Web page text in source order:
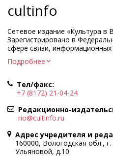
cultinfo
Сетевое издание «Культура в
Зарегистрировано в
сфере связи,
Регистрационный номер и
Учредитель КУ ВО
культуры»
Адрес учредителя и редакции:
Вологда, ул. Марии Ульяновой,
Главный редактор —
Политика в отношении
Подробнее
Тел/факс:
+7 (8172) 21-04-24
Редакционно-
rio@cultinfo.ru
Адрес учредителя и
160000, Вологодская обл.,
Ульяновой, д.10